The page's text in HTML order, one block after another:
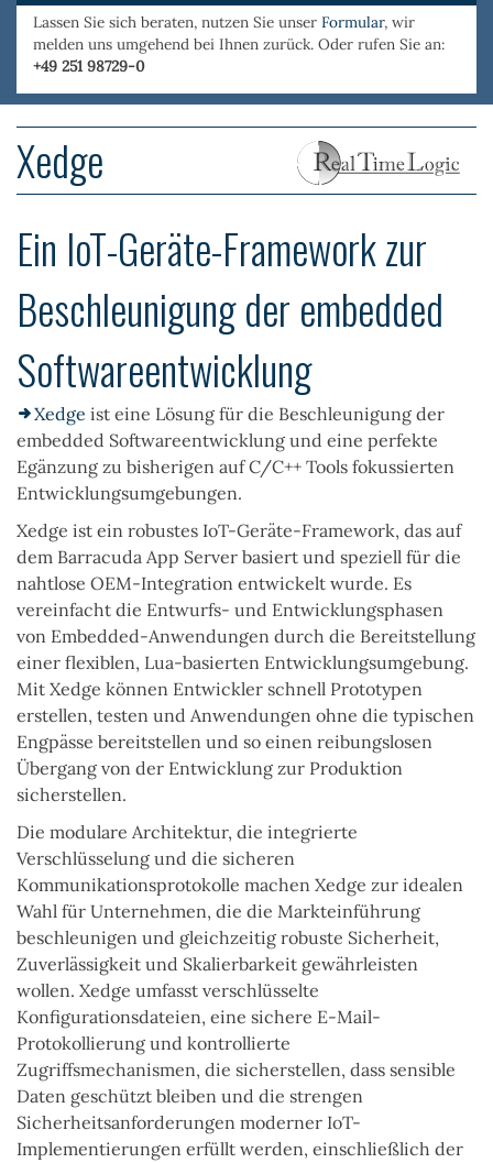
Lassen Sie sich beraten, nutzen Sie unser Formular, wir
melden uns umgehend bei Ihnen zurück. Oder rufen Sie an:
+49 251 98729-0
Xedge
Ein IoT-Geräte-Framework zur
Beschleunigung der embedded
Softwareentwicklung
Xedge ist eine Lösung für die Beschleunigung der
embedded Softwareentwicklung und eine perfekte
Egänzung zu bisherigen auf C/C++ Tools fokussierten
Entwicklungsumgebungen.
Xedge ist ein robustes IoT-Geräte-Framework, das auf
dem Barracuda App Server basiert und speziell für die
nahtlose OEM-Integration entwickelt wurde. Es
vereinfacht die Entwurfs- und Entwicklungsphasen
von Embedded-Anwendungen durch die Bereitstellung
einer flexiblen, Lua-basierten Entwicklungsumgebung.
Mit Xedge können Entwickler schnell Prototypen
erstellen, testen und Anwendungen ohne die typischen
Engpässe bereitstellen und so einen reibungslosen
Übergang von der Entwicklung zur Produktion
sicherstellen.
Die modulare Architektur, die integrierte
Verschlüsselung und die sicheren
Kommunikationsprotokolle machen Xedge zur idealen
Wahl für Unternehmen, die die Markteinführung
beschleunigen und gleichzeitig robuste Sicherheit,
Zuverlässigkeit und Skalierbarkeit gewährleisten
wollen. Xedge umfasst verschlüsselte
Konfigurationsdateien, eine sichere E-Mail-
Protokollierung und kontrollierte
Zugriffsmechanismen, die sicherstellen, dass sensible
Daten geschützt bleiben und die strengen
Sicherheitsanforderungen moderner IoT-
Implementierungen erfüllt werden, einschließlich der